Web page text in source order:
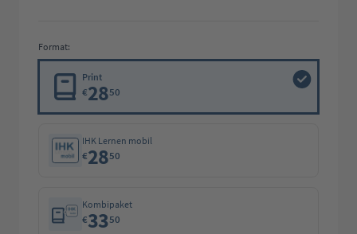
Format:
Print
€2850
IHK Lernen mobil
€2850
Kombipaket
€3350